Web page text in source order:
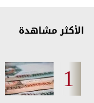
الأكثر مشاهدة